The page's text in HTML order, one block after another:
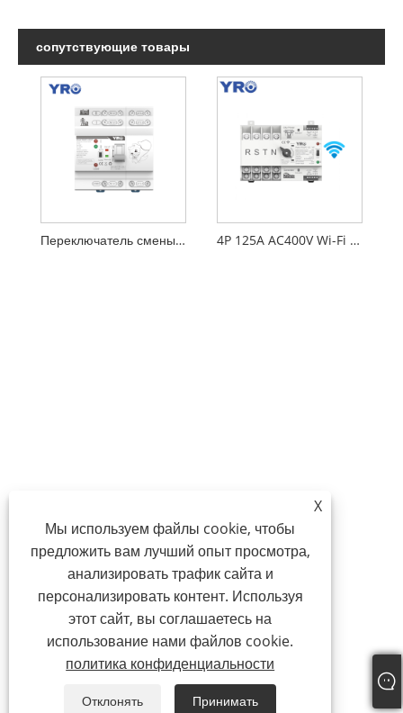
сопутствующие товары
Переключатель смены Новый дизайн 4P 125A AC400V Wi-Fi АТС
X
Мы используем файлы cookie, чтобы
предложить вам лучший опыт просмотра,
анализировать трафик сайта и
персонализировать контент. Используя
этот сайт, вы соглашаетесь на
использование нами файлов cookie.
политика конфиденциальности
Отклонять Принимать